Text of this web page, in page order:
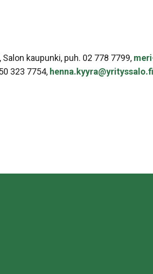
kaupunki, puh. 02 778 7799,
323 7754, henna.kyyra@yrityssalo.fi